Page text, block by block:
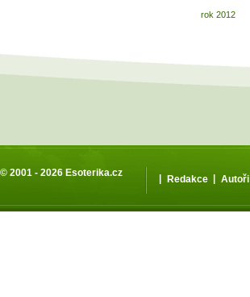
rok 2012
© 2001 - 2026 Esoterika.cz
Redakce Autoři